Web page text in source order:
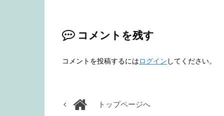
コメントを残す
コメントを投稿するにはログイン してください。
トップページへ